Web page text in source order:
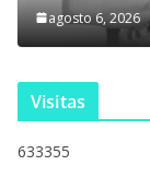
agosto 6, 2026
Visitas
633355